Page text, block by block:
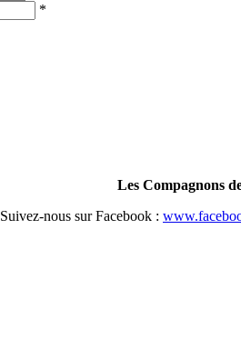
*
Les Compagnons
Suivez-nous sur Facebook :